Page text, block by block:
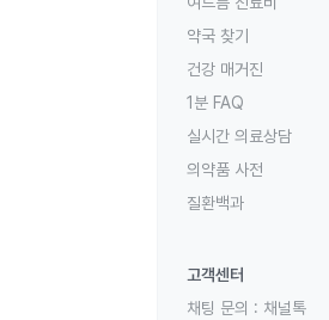
약국 찾기
건강 매거진
1분 FAQ
실시간 의료상담
의약품 사전
질환백과
고객센터
채팅 문의 : 채널톡